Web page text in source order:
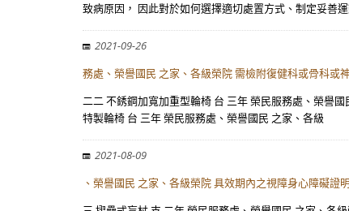
致病原因， 因此對於如何選擇適切處置方式、制定妥善
2021-09-26
務處、榮譽國民 之家、各級榮院 需檢附復健科或骨科或
二二 不銹鋼加寬加重型輪椅 台 三年 榮民服務處、榮譽
特製輪椅 台 三年 榮民服務處、榮譽國民 之家、各級
2021-08-09
、榮譽國民 之家、各級榮院 具效期內之視障身心障礙證